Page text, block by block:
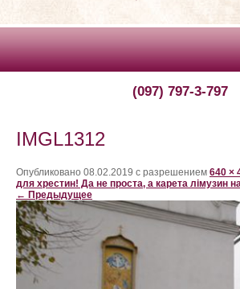
Про limo-lux
Відгуки
ФотоЗвіт
Статті
(097) 797-3-797
IMGL1312
Опубликовано 08.02.2019 с разрешением 640 ×
для хрестин! Да не проста, а карета лімузин
← Предыдущее